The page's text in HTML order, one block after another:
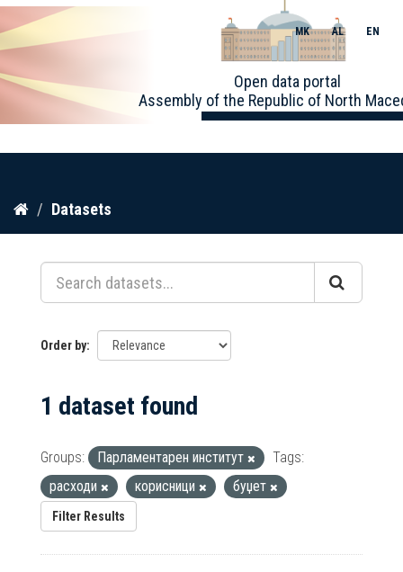
Skip
content
Open data portal
Assembly of the Republic of North
MK AL EN
Datasets
Order by
1 dataset found
Groups: Парламентарен институт
Tags:
расходи
корисници буџет
Filter Results